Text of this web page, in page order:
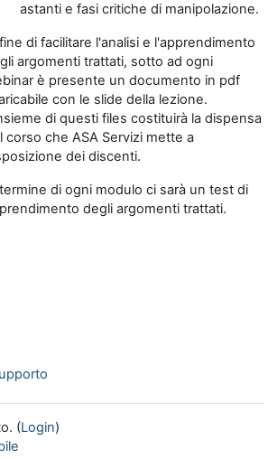
astanti e fasi critiche di manipolazione.
di facilitare l'analisi e l'apprendimento
argomenti trattati, sotto ad ogni
è presente un documento in pdf
con le slide della lezione.
di questi files costituirà la dispensa
corso che ASA Servizi mette a
dei discenti.
di ogni modulo ci sarà un test di
degli argomenti trattati.
(Login)